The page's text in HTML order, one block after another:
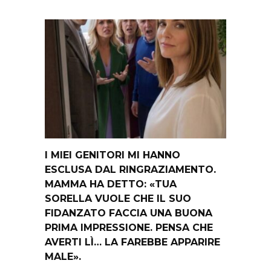
I MIEI GENITORI MI HANNO
ESCLUSA DAL RINGRAZIAMENTO.
MAMMA HA DETTO: «TUA
SORELLA VUOLE CHE IL SUO
FIDANZATO FACCIA UNA BUONA
PRIMA IMPRESSIONE. PENSA CHE
AVERTI LÌ… LA FAREBBE APPARIRE
MALE».